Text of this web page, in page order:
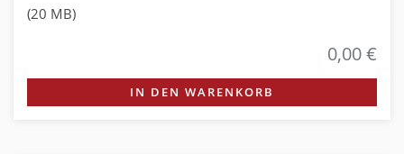
(20 MB)
0,00 €
IN DEN WARENKORB